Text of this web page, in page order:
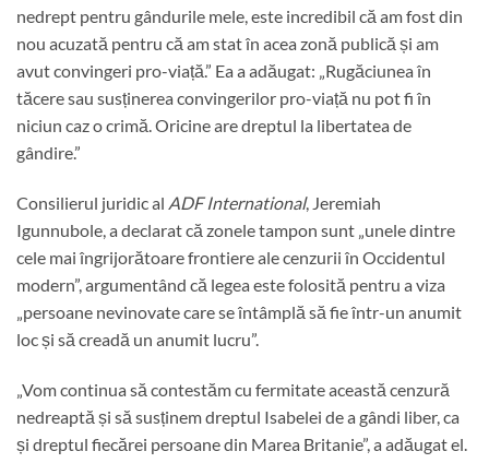
nedrept pentru gândurile mele, este incredibil că am fost din
nou acuzată pentru că am stat în acea zonă publică și am
avut convingeri pro-viață.” Ea a adăugat: „Rugăciunea în
tăcere sau susținerea convingerilor pro-viață nu pot fi în
niciun caz o crimă. Oricine are dreptul la libertatea de
gândire.”
Consilierul juridic al ADF International, Jeremiah
Igunnubole, a declarat că zonele tampon sunt „unele dintre
cele mai îngrijorătoare frontiere ale cenzurii în Occidentul
modern”, argumentând că legea este folosită pentru a viza
„persoane nevinovate care se întâmplă să fie într-un anumit
loc și să creadă un anumit lucru”.
„Vom continua să contestăm cu fermitate această cenzură
nedreaptă și să susținem dreptul Isabelei de a gândi liber, ca
și dreptul fiecărei persoane din Marea Britanie”, a adăugat el.